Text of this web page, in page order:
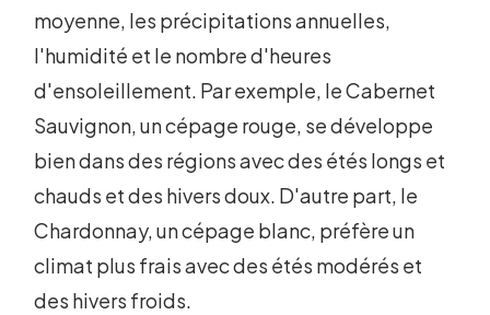
moyenne, les précipitations annuelles,
l'humidité et le nombre d'heures
d'ensoleillement. Par exemple, le Cabernet
Sauvignon, un cépage rouge, se développe
bien dans des régions avec des étés longs et
chauds et des hivers doux. D'autre part, le
Chardonnay, un cépage blanc, préfère un
climat plus frais avec des étés modérés et
des hivers froids.